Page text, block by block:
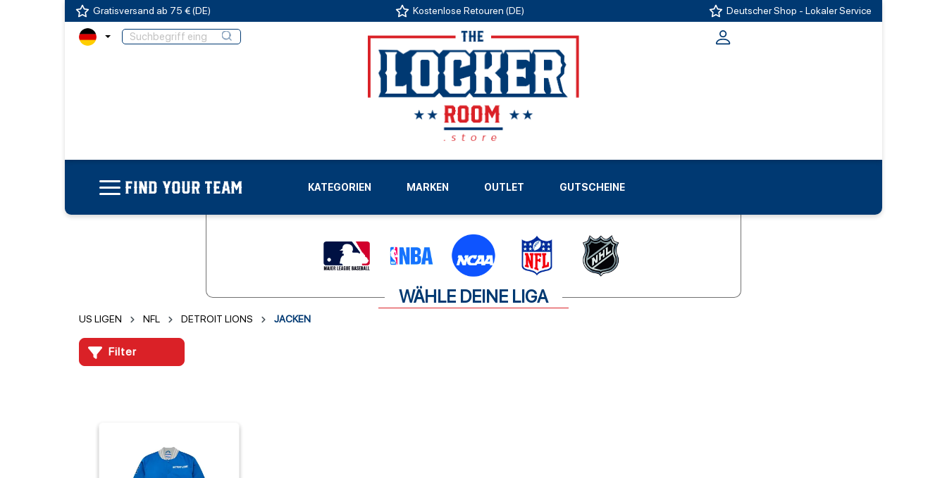
Gratisversand ab 75 € (DE) Kostenlose Retouren (DE) Deutscher Shop - Lokaler Service
FIND YOUR TEAM KATEGORIEN MARKEN
LIGEN
OUTLET GUTSCHEINE
WÄHLE DEINE LIGA
US LIGEN NFL DETROIT LIONS JACKEN
Filter